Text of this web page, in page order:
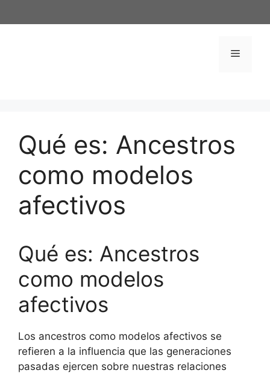
al
Menú
Qué es: Ancestros
como modelos
afectivos
Qué es: Ancestros
como modelos
afectivos
Los ancestros como modelos afectivos se
refieren a la influencia que las generaciones
pasadas ejercen sobre nuestras relaciones